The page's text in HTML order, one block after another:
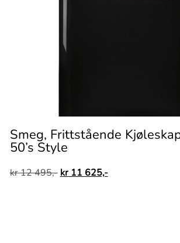
Smeg, Frittstående
50’s Style
kr12 495,- kr11 625,-